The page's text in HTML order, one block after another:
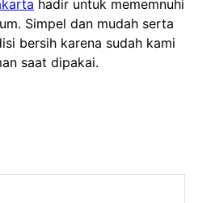
hadir untuk mememnuhi
Simpel dan mudah serta
bersih karena sudah kami
saat dipakai.